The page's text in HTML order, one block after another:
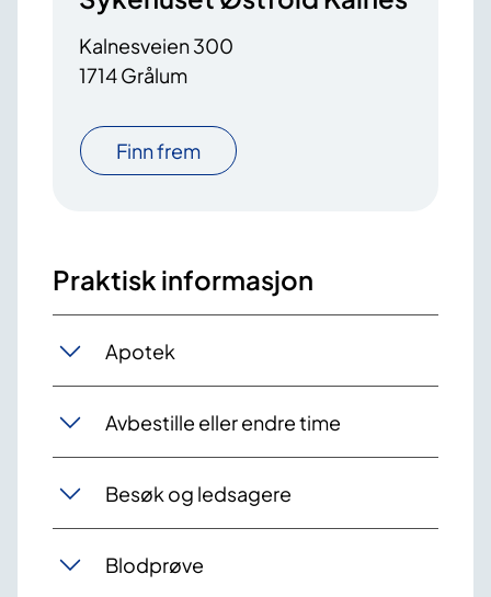
Kalnesveien 300
1714 Grålum
Finn frem
Praktisk informasjon
Apotek
Avbestille eller endre time
Besøk og ledsagere
Blodprøve